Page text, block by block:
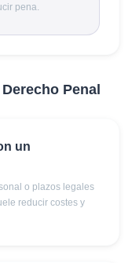
pena.
Derecho Penal
un
o plazos legales
reducir costes y